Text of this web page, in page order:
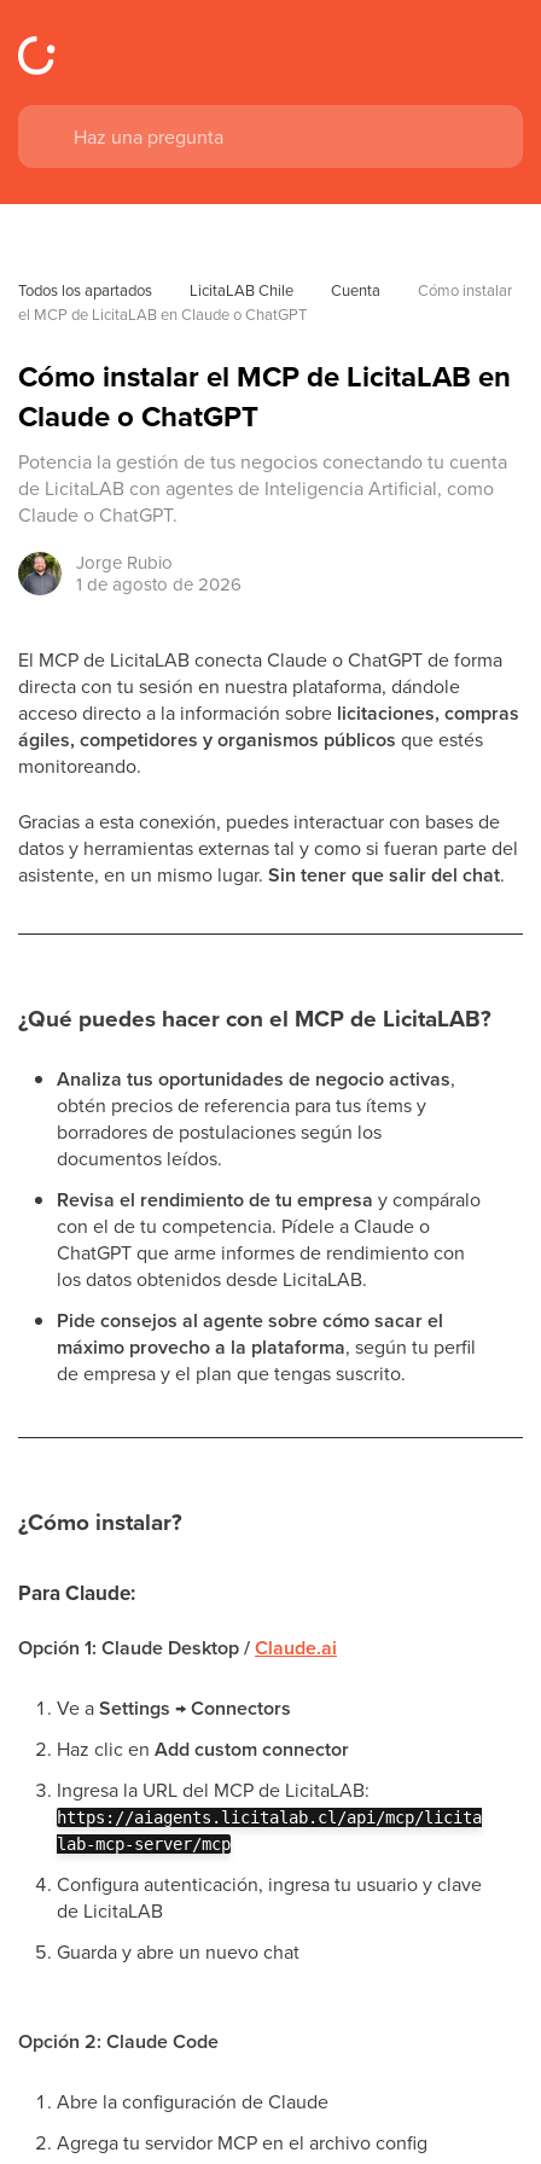
Todos los apartados LicitaLAB Chile Cuenta
Cómo instalar
el MCP de LicitaLAB en Claude o ChatGPT
Cómo instalar el MCP de LicitaLAB en
Claude o ChatGPT
Potencia la gestión de tus negocios conectando tu cuenta
de LicitaLAB con agentes de Inteligencia Artificial, como
Claude o ChatGPT.
Jorge Rubio
1 de agosto de 2026
El MCP de LicitaLAB conecta Claude o ChatGPT de forma
directa con tu sesión en nuestra plataforma, dándole
acceso directo a la información sobre licitaciones, compras
ágiles, competidores y organismos públicos que estés
monitoreando.
Gracias a esta conexión, puedes interactuar con bases de
datos y herramientas externas tal y como si fueran parte del
asistente, en un mismo lugar. Sin tener que salir del chat.
¿Qué puedes hacer con el MCP de LicitaLAB?
Analiza tus oportunidades de negocio activas,
obtén precios de referencia para tus ítems y
borradores de postulaciones según los
documentos leídos.
Revisa el rendimiento de tu empresa y compáralo
con el de tu competencia. Pídele a Claude o
ChatGPT que arme informes de rendimiento con
los datos obtenidos desde LicitaLAB.
Pide consejos al agente sobre cómo sacar el
máximo provecho a la plataforma, según tu perfil
de empresa y el plan que tengas suscrito.
¿Cómo instalar?
Para Claude:
Opción 1: Claude Desktop /Claude.ai
Ve aSettings → Connectors
Haz clic en Add custom connector
Ingresa la URL del MCP de LicitaLAB:
https://aiagents.licitalab.cl/api/mcp/licita
lab-mcp-server/mcp
Configura autenticación, ingresa tu usuario y clave
de LicitaLAB
Guarda y abre un nuevo chat
Opción 2: Claude Code
Abre la configuración de Claude
Agrega tu servidor MCP en el archivo config